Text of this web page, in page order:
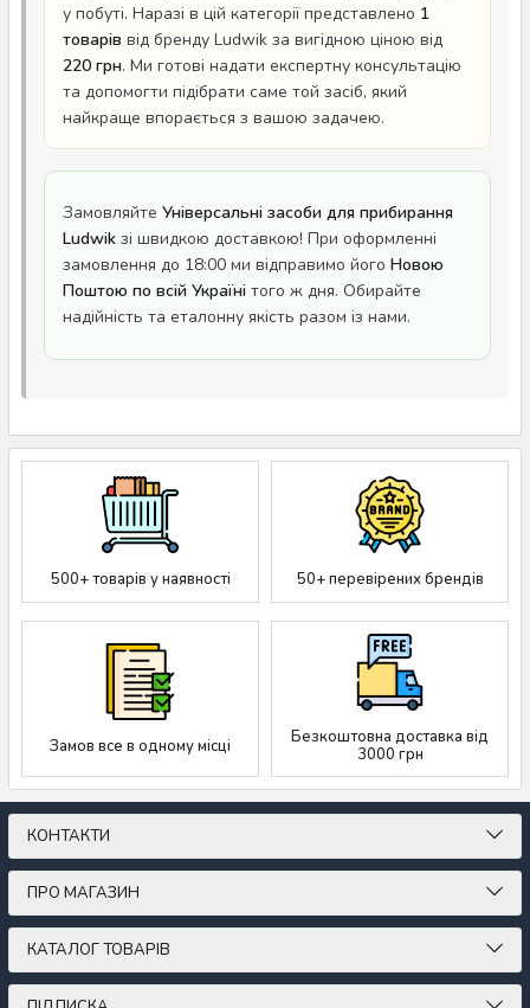
у побуті. Наразі в цій категорії представлено 1
товарів від бренду Ludwik за вигідною ціною від
220 грн. Ми готові надати експертну консультацію
та допомогти підібрати саме той засіб, який
найкраще впорається з вашою задачею.
Замовляйте Універсальні засоби для прибирання
Ludwik зі швидкою доставкою! При оформленні
замовлення до 18:00 ми відправимо його Новою
Поштою по всій Україні того ж дня. Обирайте
надійність та еталонну якість разом із нами.
500+ товарів у наявності 50+ перевірених брендів
Замов все в одному місці
Безкоштовна доставка від
3000 грн
КОНТАКТИ
ПРО МАГАЗИН
КАТАЛОГ ТОВАРІВ